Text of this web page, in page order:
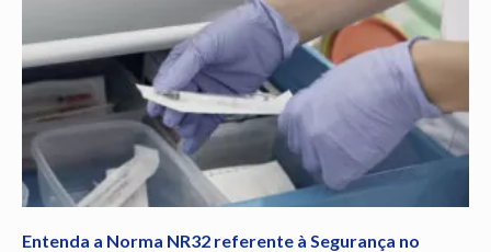
Entenda a Norma NR32 referente à Segurança no